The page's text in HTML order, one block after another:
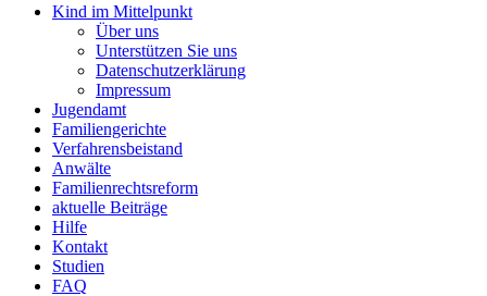
Kind im Mittelpunkt
Über uns
Unterstützen Sie uns
Datenschutzerklärung
Impressum
Jugendamt
Familiengerichte
Verfahrensbeistand
Anwälte
Familienrechtsreform
aktuelle Beiträge
Hilfe
Kontakt
Studien
FAQ